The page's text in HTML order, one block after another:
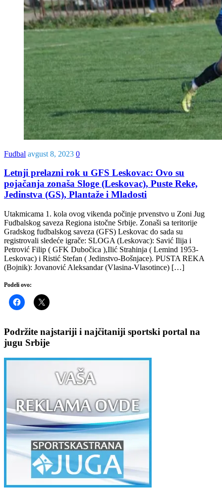
Fudbal avgust 8, 2023 0
Letnji prelazni rok u GFS Leskovac: Ovo su
pojačanja zonaša Sloge (Leskovac), Puste Reke,
Jedinstva (GS), Plantaže i Mladosti
Utakmicama 1. kola ovog vikenda počinje prvenstvo u Zoni Jug
Fudbalskog saveza Regiona istočne Srbije. Zonaši sa teritorije
Gradskog fudbalskog saveza (GFS) Leskovac do sada su
registrovali sledeće igrače: SLOGA (Leskovac): Savić Ilija i
Petrović Filip ( GFK Dubočica ),Ilić Strahinja ( Lemind 1953-
Leskovac) i Ristić Stefan ( Jedinstvo-Bošnjace). PUSTA REKA
(Bojnik): Jovanović Aleksandar (Vlasina-Vlasotince) […]
Podeli ovo:
Podržite najstariji i najčitaniji sportski portal na
jugu Srbije